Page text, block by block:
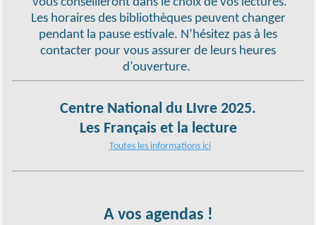
vous conseilleront dans le choix de vos lectures.
Les horaires des bibliothèques peuvent changer
pendant la pause estivale. N’hésitez pas à les
contacter pour vous assurer de leurs heures
d’ouverture.
Centre National du LIvre 2025.
Les Français et la lecture
Toutes les informations ici
A vos agendas !